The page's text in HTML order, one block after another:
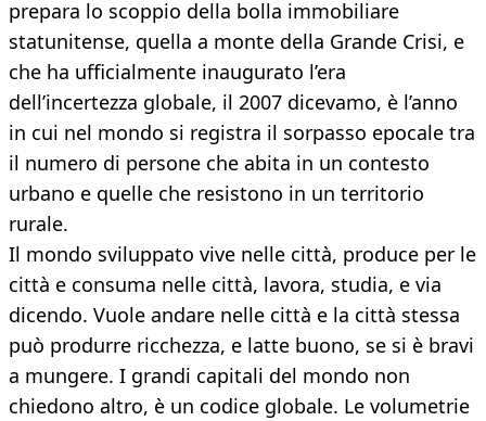
prepara lo scoppio della bolla immobiliare
statunitense, quella a monte della Grande Crisi, e
che ha ufficialmente inaugurato l’era
dell’incertezza globale, il 2007 dicevamo, è l’anno
in cui nel mondo si registra il sorpasso epocale tra
il numero di persone che abita in un contesto
urbano e quelle che resistono in un territorio
rurale.
Il mondo sviluppato vive nelle città, produce per le
città e consuma nelle città, lavora, studia, e via
dicendo. Vuole andare nelle città e la città stessa
può produrre ricchezza, e latte buono, se si è bravi
a mungere. I grandi capitali del mondo non
chiedono altro, è un codice globale. Le volumetrie